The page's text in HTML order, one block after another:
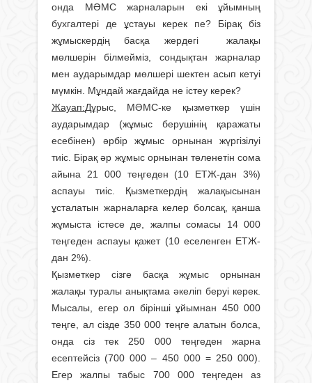
онда МӘМС жарналарын екі ұйымның
бухгалтері де ұстауы керек пе? Бірақ біз
жұмыскердің басқа жердегі жалақы
мөлшерін білмейміз, сондықтан жарналар
мен аударымдар мөлшері шектен асып кетуі
мүмкін. Мұндай жағдайда не істеу керек?
Жауап:Дұрыс, МӘМС-ке қызметкер үшін
аударымдар (жұмыс берушінің қаражаты
есебінен) әрбір жұмыс орнынан жүргізілуі
тиіс. Бірақ әр жұмыс орнынан төленетін сома
айына 21 000 теңгеден (10 ЕТЖ-дан 3%)
аспауы тиіс. Қызметкердің жалақысынан
ұсталатын жарналарға келер болсақ, қанша
жұмыста істесе де, жалпы сомасы 14 000
теңгеден аспауы қажет (10 еселенген ЕТЖ-
дан 2%).
Қызметкер сізге басқа жұмыс орнынан
жалақы туралы анықтама әкеліп беруі керек.
Мысалы, егер ол бірінші ұйымнан 450 000
теңге, ал сізде 350 000 теңге алатын болса,
онда сіз тек 250 000 теңгеден жарна
есептейсіз (700 000 – 450 000 = 250 000).
Егер жалпы табыс 700 000 теңгеден аз